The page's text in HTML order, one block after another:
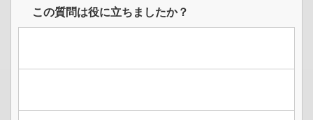
この質問は役に立ちましたか？